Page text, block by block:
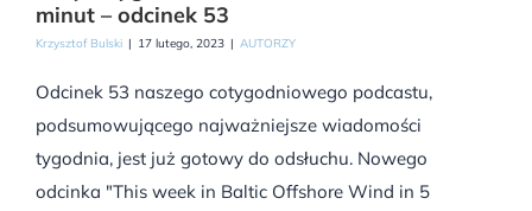
minut – odcinek 53
Krzysztof Bulski | 17 lutego, 2023 | AUTORZY
Odcinek 53 naszego cotygodniowego podcastu,
podsumowującego najważniejsze wiadomości
tygodnia, jest już gotowy do odsłuchu. Nowego
odcinka "This week in Baltic Offshore Wind in 5